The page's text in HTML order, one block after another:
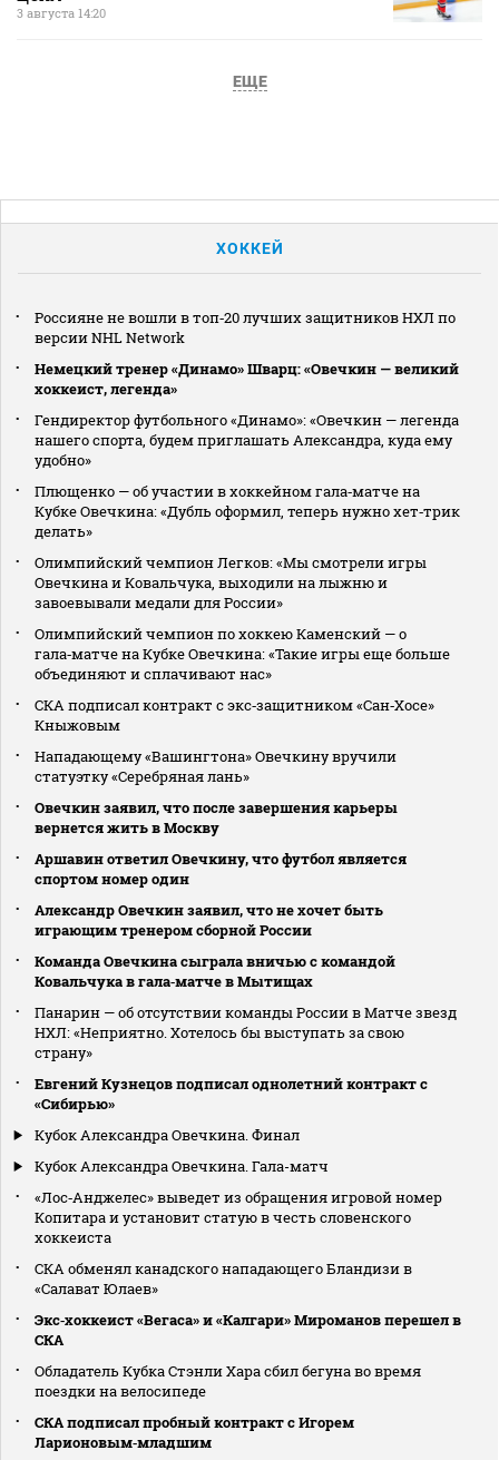
3 августа 14:20
ЕЩЕ
ХОККЕЙ
Россияне не вошли в топ‑20 лучших защитников НХЛ по
версии NHL Network
Немецкий тренер «Динамо» Шварц: «Овечкин — великий
хоккеист, легенда»
Гендиректор футбольного «Динамо»: «Овечкин — легенда
нашего спорта, будем приглашать Александра, куда ему
удобно»
Плющенко — об участии в хоккейном гала‑матче на
Кубке Овечкина: «Дубль оформил, теперь нужно хет‑трик
делать»
Олимпийский чемпион Легков: «Мы смотрели игры
Овечкина и Ковальчука, выходили на лыжню и
завоевывали медали для России»
Олимпийский чемпион по хоккею Каменский — о
гала‑матче на Кубке Овечкина: «Такие игры еще больше
объединяют и сплачивают нас»
СКА подписал контракт с экс‑защитником «Сан‑Хосе»
Кныжовым
Нападающему «Вашингтона» Овечкину вручили
статуэтку «Серебряная лань»
Овечкин заявил, что после завершения карьеры
вернется жить в Москву
Аршавин ответил Овечкину, что футбол является
спортом номер один
Александр Овечкин заявил, что не хочет быть
играющим тренером сборной России
Команда Овечкина сыграла вничью с командой
Ковальчука в гала‑матче в Мытищах
Панарин — об отсутствии команды России в Матче звезд
НХЛ: «Неприятно. Хотелось бы выступать за свою
страну»
Евгений Кузнецов подписал однолетний контракт с
«Сибирью»
Кубок Александра Овечкина. Финал
Кубок Александра Овечкина. Гала-матч
«Лос‑Анджелес» выведет из обращения игровой номер
Копитара и установит статую в честь словенского
хоккеиста
СКА обменял канадского нападающего Бландизи в
«Салават Юлаев»
Экс‑хоккеист «Вегаса» и «Калгари» Мироманов перешел в
СКА
Обладатель Кубка Стэнли Хара сбил бегуна во время
поездки на велосипеде
СКА подписал пробный контракт с Игорем
Ларионовым‑младшим